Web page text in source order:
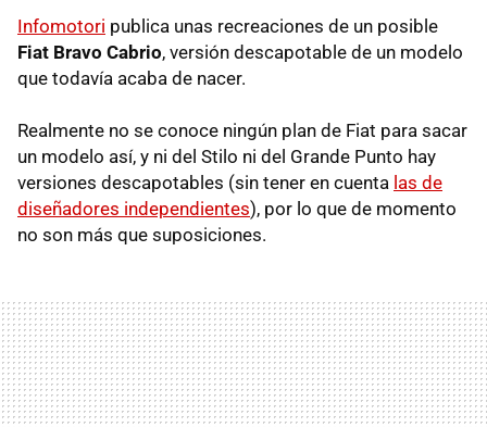
Infomotori publica unas recreaciones de un posible
Fiat Bravo Cabrio, versión descapotable de un modelo
que todavía acaba de nacer.
Realmente no se conoce ningún plan de Fiat para sacar
un modelo así, y ni del Stilo ni del Grande Punto hay
versiones descapotables (sin tener en cuenta las de
diseñadores independientes), por lo que de momento
no son más que suposiciones.